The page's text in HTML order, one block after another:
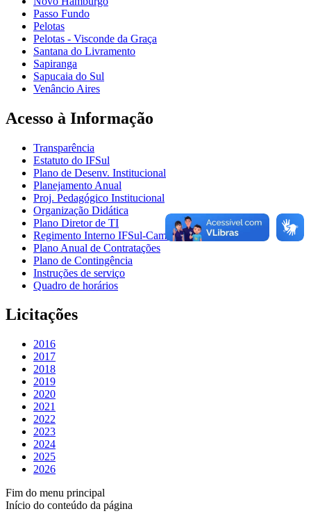
Passo Fundo
Pelotas
Pelotas - Visconde da Graça
Santana do Livramento
Sapiranga
Sapucaia do Sul
Venâncio Aires
Acesso à Informação
Transparência
Estatuto do IFSul
Plano de Desenv. Institucional
Planejamento Anual
Proj. Pedagógico Institucional
Organização Didática
Plano Diretor de TI
Regimento Interno IFSul-Camaquã
Plano Anual de Contratações
Plano de Contingência
Instruções de serviço
Quadro de horários
Licitações
2016
2017
2018
2019
2020
2021
2022
2023
2024
2025
2026
Fim do menu principal
Início do conteúdo da página